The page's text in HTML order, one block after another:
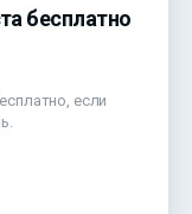
бесплатно
если